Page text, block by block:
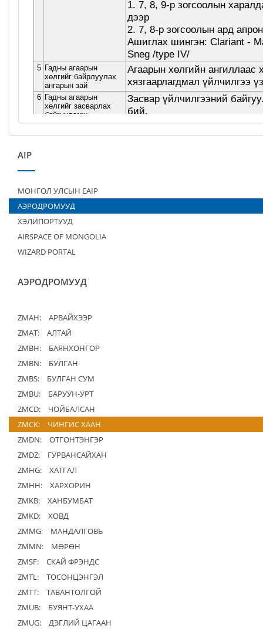
AIP
МОНГОЛ УЛСЫН EAIP
АЭРОДРОМУУД
ХЭЛИПОРТУУД
AIRSPACE OF MONGOLIA
WIZARD PORTAL
АЭРОДРОМУУД
ZMAH:
АРВАЙХЭЭР
ZMAT:
АЛТАЙ
ZMBH:
БАЯНХОНГОР
ZMBN:
БУЛГАН
ZMBS:
БУЛГАН СУМ
ZMBU:
БАРУУН-УРТ
ZMCD:
ЧОЙБАЛСАН
ZMCK:
ЧИНГИС ХААН
ZMDN:
ОТГОНТЭНГЭР
ZMDZ:
ГУРВАНСАЙХАН
ZMHG:
ХАТГАЛ
ZMHH:
ХАРХОРИН
ZMKB:
ХАНБУМБАТ
ZMKD:
ХОВД
ZMMG:
МАНДАЛГОВЬ
ZMMN:
МӨРӨН
ZMSF:
СКАЙ ФРЭНДС
ZMTL:
ТОСОНЦЭНГЭЛ
ZMTT:
ТАВАНТОЛГОЙ
ZMUB:
БУЯНТ-УХАА
ZMUG:
ДЭГЛИЙ ЦАГААН